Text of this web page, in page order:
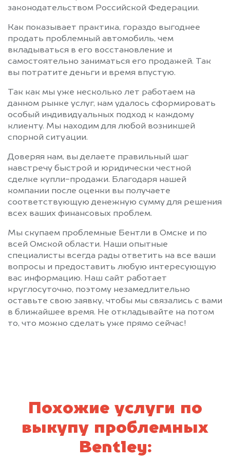
законодательством Российской Федерации.
Как показывает практика, гораздо выгоднее
продать проблемный автомобиль, чем
вкладываться в его восстановление и
самостоятельно заниматься его продажей. Так
вы потратите деньги и время впустую.
Так как мы уже несколько лет работаем на
данном рынке услуг, нам удалось сформировать
особый индивидуальных подход к каждому
клиенту. Мы находим для любой возникшей
спорной ситуации.
Доверяя нам, вы делаете правильный шаг
навстречу быстрой и юридически честной
сделке купли-продажи. Благодаря нашей
компании после оценки вы получаете
соответствующую денежную сумму для решения
всех ваших финансовых проблем.
Мы скупаем проблемные Бентли в Омске и по
всей Омской области. Наши опытные
специалисты всегда рады ответить на все ваши
вопросы и предоставить любую интересующую
вас информацию. Наш сайт работает
круглосуточно, поэтому незамедлительно
оставьте свою заявку, чтобы мы связались с вами
в ближайшее время. Не откладывайте на потом
то, что можно сделать уже прямо сейчас!
Похожие услуги по
выкупу проблемных
Bentley: